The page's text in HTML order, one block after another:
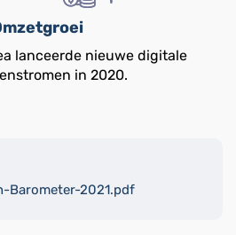
lanceerde nieuwe digitale
in 2020.
Barometer-2021.pdf